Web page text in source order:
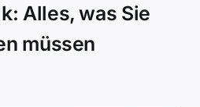
Alles, was Sie
müssen